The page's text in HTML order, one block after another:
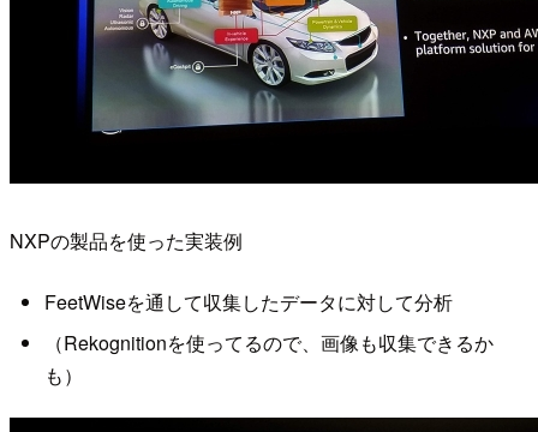
NXPの製品を使った実装例
FeetWiseを通して収集したデータに対して分析
（Rekognitionを使ってるので、画像も収集できるか
も）